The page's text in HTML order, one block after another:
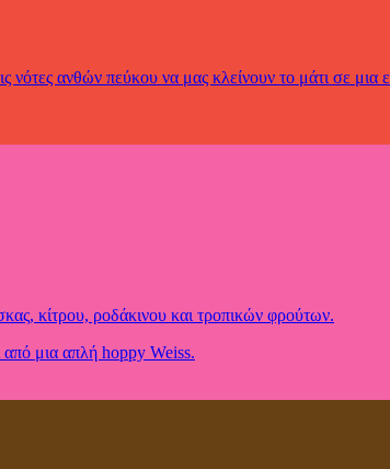
ανθών πεύκου να μας κλείνουν το μάτι σε μια
κίτρου, ροδάκινου και τροπικών φρούτων.
από μια απλή hoppy Weiss.